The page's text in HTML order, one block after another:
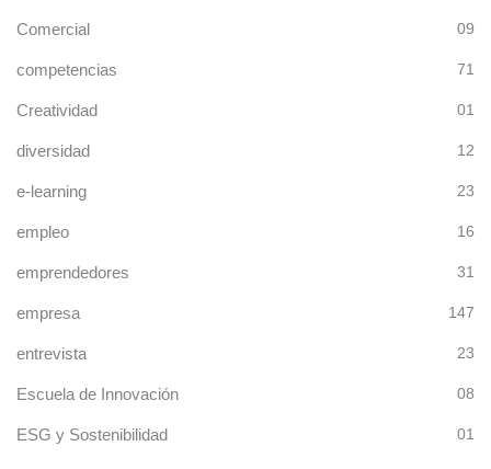
Comercial 09
competencias 71
Creatividad 01
diversidad 12
e-learning 23
empleo 16
emprendedores 31
empresa 147
entrevista 23
Escuela de Innovación 08
ESG y Sostenibilidad 01